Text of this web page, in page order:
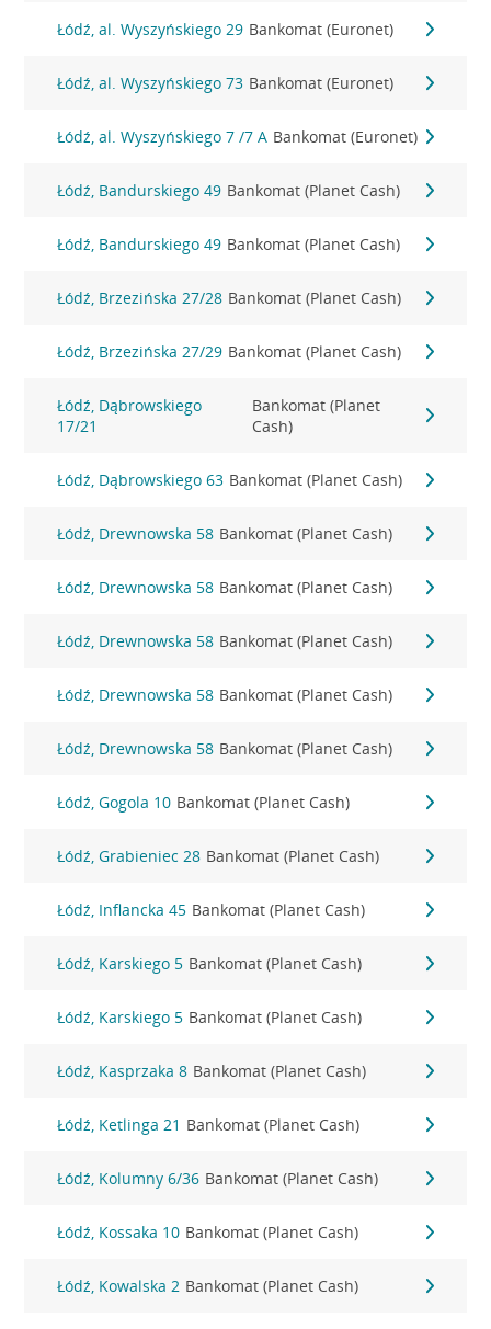
Łódź, al. Wyszyńskiego 29 Bankomat (Euronet)
Łódź, al. Wyszyńskiego 73 Bankomat (Euronet)
Łódź, al. Wyszyńskiego 7 /7 A Bankomat (Euronet)
Łódź, Bandurskiego 49 Bankomat (Planet Cash)
Łódź, Bandurskiego 49 Bankomat (Planet Cash)
Łódź, Brzezińska 27/28 Bankomat (Planet Cash)
Łódź, Brzezińska 27/29 Bankomat (Planet Cash)
Łódź, Dąbrowskiego
17/21
Bankomat (Planet
Cash)
Łódź, Dąbrowskiego 63 Bankomat (Planet Cash)
Łódź, Drewnowska 58 Bankomat (Planet Cash)
Łódź, Drewnowska 58 Bankomat (Planet Cash)
Łódź, Drewnowska 58 Bankomat (Planet Cash)
Łódź, Drewnowska 58 Bankomat (Planet Cash)
Łódź, Drewnowska 58 Bankomat (Planet Cash)
Łódź, Gogola 10 Bankomat (Planet Cash)
Łódź, Grabieniec 28 Bankomat (Planet Cash)
Łódź, Inflancka 45 Bankomat (Planet Cash)
Łódź, Karskiego 5 Bankomat (Planet Cash)
Łódź, Karskiego 5 Bankomat (Planet Cash)
Łódź, Kasprzaka 8 Bankomat (Planet Cash)
Łódź, Ketlinga 21 Bankomat (Planet Cash)
Łódź, Kolumny 6/36 Bankomat (Planet Cash)
Łódź, Kossaka 10 Bankomat (Planet Cash)
Łódź, Kowalska 2 Bankomat (Planet Cash)